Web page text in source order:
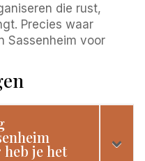
die rust,
Precies waar
Sassenheim voor
je het